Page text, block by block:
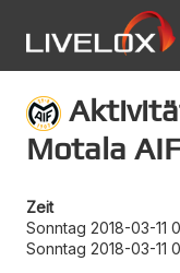
Motala
Zeit
Sonntag 2018-03-11
Sonntag 2018-03-11